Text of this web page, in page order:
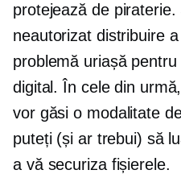
protejează de
neautorizat distribuire
problemă uriașă
digital. În cele din
vor găsi o modalitate
puteți (și ar trebui) să
a vă securiza fișierele.